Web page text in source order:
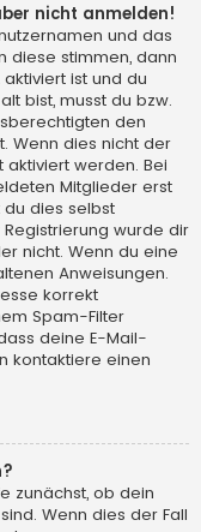
nicht anmelden!
und das
diese stimmen, dann
aktiviert ist und du
bist, musst du bzw.
den
Wenn dies nicht der
aktiviert werden. Bei
Mitglieder erst
dies selbst
wurde dir
nicht. Wenn du eine
Anweisungen.
korrekt
Spam-Filter
deine E-Mail-
kontaktiere einen
zunächst, ob dein
Wenn dies der Fall